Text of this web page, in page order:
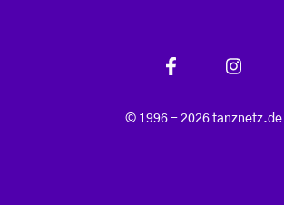
© 1996 - 2026 tanznetz.de